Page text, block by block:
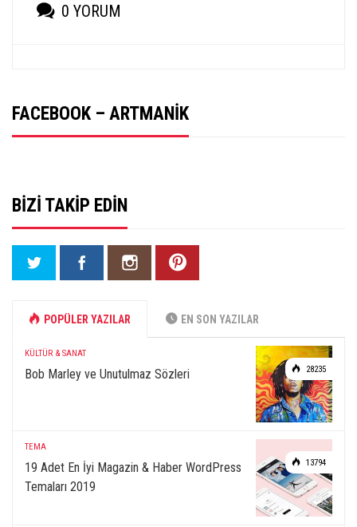
0 YORUM
FACEBOOK – ARTMANIK
BIZI TAKIP EDIN
POPÜLER YAZILAR EN SON YAZILAR
28235
KÜLTÜR & SANAT
Bob Marley ve Unutulmaz Sözleri
13794
TEMA
19 Adet En İyi Magazin & Haber WordPress
Temaları 2019